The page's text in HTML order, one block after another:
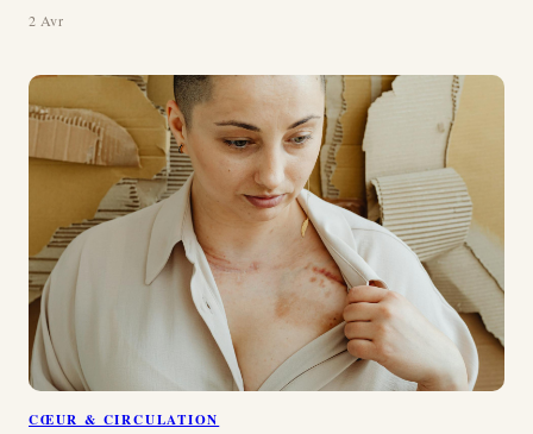
2 Avr
CŒUR & CIRCULATION